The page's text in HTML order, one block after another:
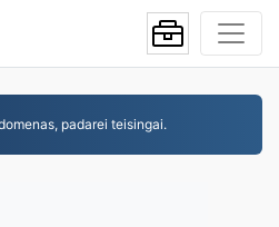
padarei teisingai.